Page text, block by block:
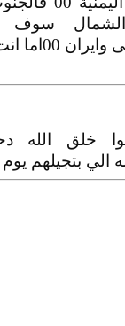
سوف
المخطوفة
خلق الله
الي بتجيلهم